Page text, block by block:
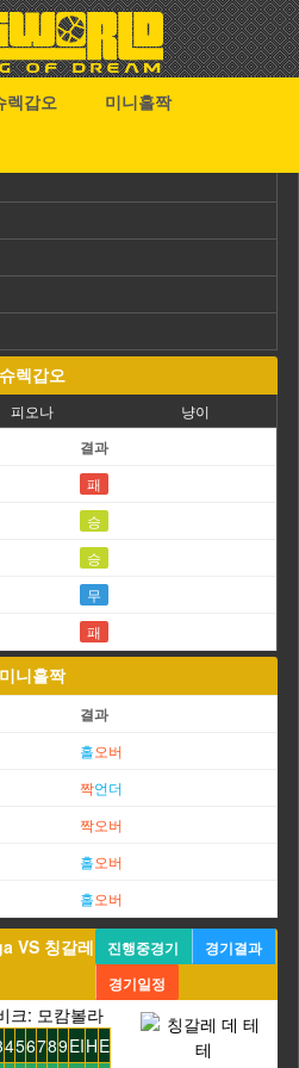
렉갑오
미니홀짝
슈렉갑오
피오나 냥이
결과
패
승
승
무
패
미니홀짝
결과
홀오버
짝언더
짝오버
홀오버
홀오버
VS 칭갈레
진행중경기
경기결과
경기일정
크: 모캄볼라
456789EIHE